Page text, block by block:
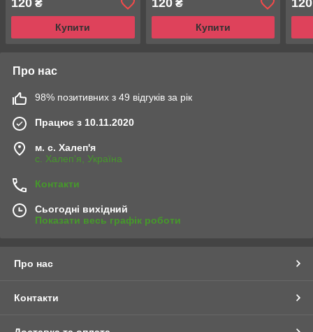
120 ₴
Купити
120₴
Купити
120
Про нас
98% позитивних з 49 відгуків за рік
Працює з 10.11.2020
м. с. Халеп'я
с. Халеп'я, Україна
Контакти
Сьогодні вихідний
Показати весь графік роботи
Про нас
Контакти